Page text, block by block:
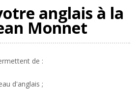
anglais à la
Monnet
de :
d'anglais ;